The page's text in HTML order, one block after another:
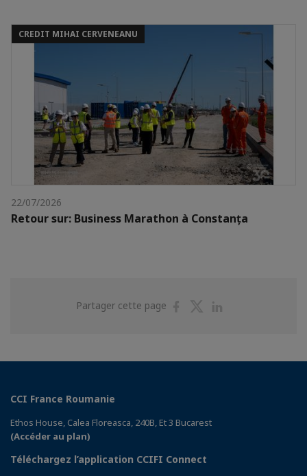
CREDIT MIHAI CERVENEANU
22/07/2026
Retour sur: Business Marathon à Constanța
Partager cette page
PartagerPartager
CCI France Roumanie
Ethos House, Calea Floreasca, 240B, Et 3 Bucarest
(Accéder au plan)
Téléchargez l’application CCIFI Connect